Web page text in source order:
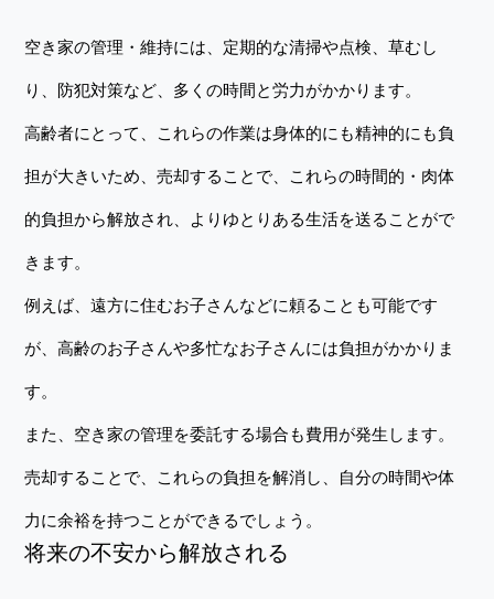
空き家の管理・維持には、定期的な清掃や点検、草むし
り、防犯対策など、多くの時間と労力がかかります。
高齢者にとって、これらの作業は身体的にも精神的にも負
担が大きいため、売却することで、これらの時間的・肉体
的負担から解放され、よりゆとりある生活を送ることがで
きます。
例えば、遠方に住むお子さんなどに頼ることも可能です
が、高齢のお子さんや多忙なお子さんには負担がかかりま
す。
また、空き家の管理を委託する場合も費用が発生します。
売却することで、これらの負担を解消し、自分の時間や体
力に余裕を持つことができるでしょう。
将来の不安から解放される